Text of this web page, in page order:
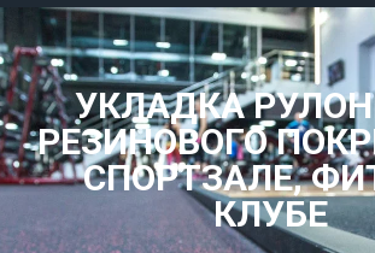
УКЛАДКА
РЕЗИНОВОГО
СПОРТЗАЛЕ,
КЛУБЕ